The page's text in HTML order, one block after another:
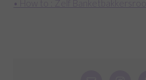
• How to : Zelf